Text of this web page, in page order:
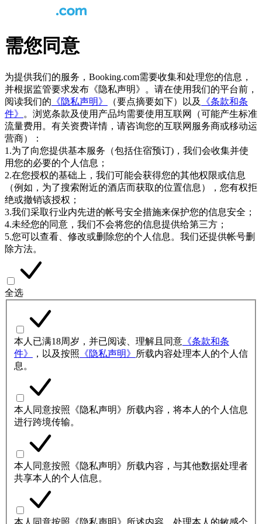
需您同意
为提供我们的服务，Booking.com需要收集和处理您的信息，
并根据监管要求发布《隐私声明》。请在使用我们的平台前，
阅读我们的 《隐私声明》 （要点摘要如下）以及
《条款和条
件》
。浏览条款及使用产品均需要使用互联网（可能产生标准
流量费用。有关资费详情，请咨询您的互联网服务商或移动运
营商）：
1.为了向您提供基本服务（包括住宿预订)，我们会收集并使
用您的必要的个人信息；
2.在您授权的基础上，我们可能会获得您的其他权限或信息
（例如，为了搜索附近的酒店而获取的位置信息），您有权拒
绝或撤销该授权；
3.我们采取行业内先进的帐号安全措施来保护您的信息安全；
4.未经您的同意，我们不会将您的信息提供给第三方；
5.您可以查看、修改或删除您的个人信息。我们还提供帐号删
除方法。
全选
本人已满18周岁，并已阅读、理解且同意 《条款和条
件》
，以及按照 《隐私声明》
所载内容处理本人的个人信
息。
本人同意按照《隐私声明》所载内容，将本人的个人信息
进行跨境传输。
本人同意按照《隐私声明》所载内容，与其他数据处理者
共享本人的个人信息。
本人同意按照《隐私声明》所述内容，处理本人的敏感个